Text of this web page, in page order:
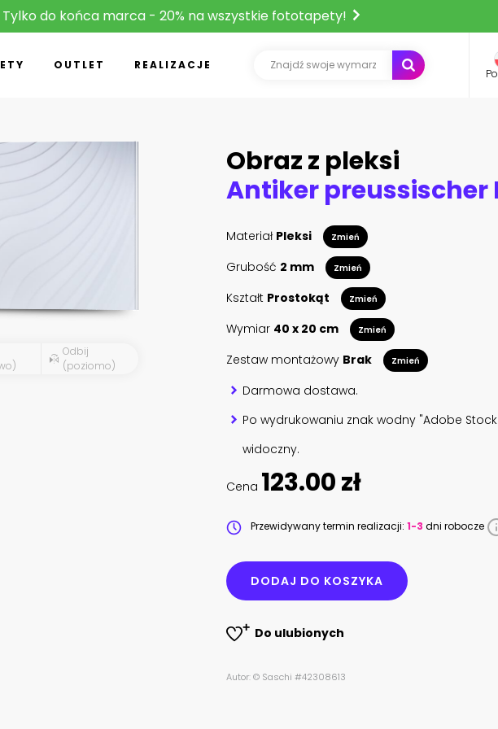
Tylko do końca marca - 20% na wszystkie fototapety!
OUTLET REALIZACJE
Odbij
(poziomo)
Obraz z pleksi
Materiał Pleksi Zmień
Grubość 2 mm Zmień
Kształt Prostokąt Zmień
Wymiar 40 x 20 cm Zmień
Zestaw montażowy Brak Zmień
Darmowa dostawa.
Po wydrukowaniu znak wodny "Adobe
widoczny.
Cena 123.00 zł
Przewidywany termin realizacji: 1-3 dni robocze
DODAJ DO KOSZYKA
Do ulubionych
Autor: © Saschi #42308613